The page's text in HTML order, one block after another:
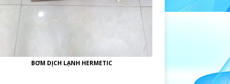
BƠM DỊCH LẠNH HERMETIC